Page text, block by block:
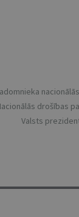
drošības
Valsts